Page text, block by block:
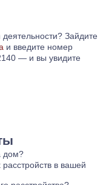
Зайдите
и введите номер
— и вы увидите
дом?
пациент находится
или других
в вашей